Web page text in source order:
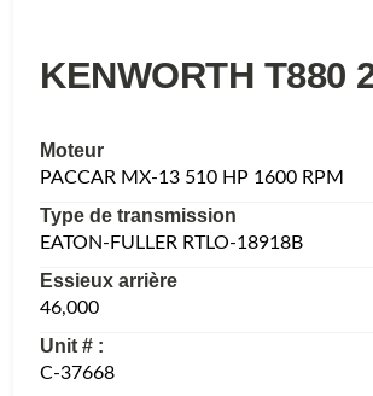
KENWORTH T880
Moteur
PACCAR MX-13 510 HP 1600 RPM
Type de transmission
EATON-FULLER RTLO-18918B
Essieux arrière
46,000
Unit # :
C-37668